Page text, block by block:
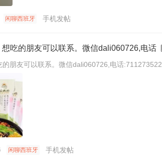
闲聊西班牙 手机发帖
吃的朋友可以联系。微信dali060726,电话
朋友可以联系。微信dali060726,电话:711273522
闲聊西班牙 手机发帖